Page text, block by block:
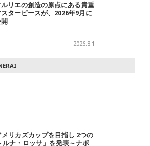
リエの創造の原点にある貴重
ターピースが、2026年9月に
2026.8.1
リカズカップを目指し 2つの
ナ・ロッサ」を発表～ナポ